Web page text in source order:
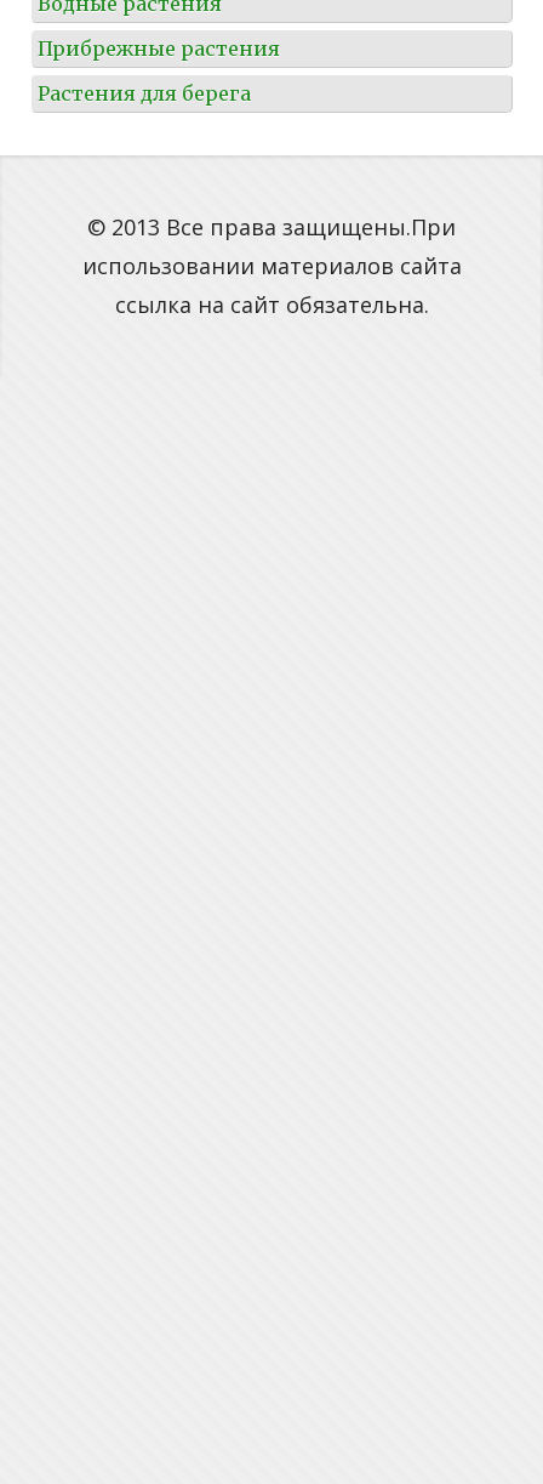
Прибрежные растения
Растения для берега
© 2013 Все права защищены.При
использовании материалов сайта
ссылка на сайт обязательна.